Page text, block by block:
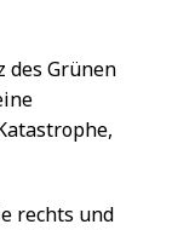
des Grünen
rechts und